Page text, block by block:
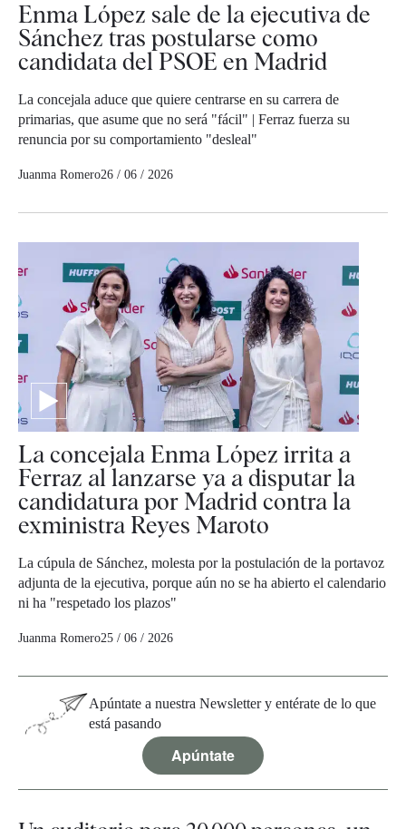
Enma López sale de la ejecutiva de
Sánchez tras postularse como
candidata del PSOE en Madrid
La concejala aduce que quiere centrarse en su carrera de
primarias, que asume que no será "fácil" | Ferraz fuerza su
renuncia por su comportamiento "desleal"
Juanma Romero26 / 06 / 2026
La concejala Enma López irrita a
Ferraz al lanzarse ya a disputar la
candidatura por Madrid contra la
exministra Reyes Maroto
La cúpula de Sánchez, molesta por la postulación de la portavoz
adjunta de la ejecutiva, porque aún no se ha abierto el calendario
ni ha "respetado los plazos"
Juanma Romero25 / 06 / 2026
Apúntate a nuestra Newsletter y entérate de lo que
está pasando
Apúntate